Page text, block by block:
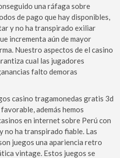
una ráfaga sobre
de pago que hay disponibles,
y no ha transpirado exiliar
incrementa aún de mayor
Nuestro aspectos de el casino
cual las jugadores
falto demoras
además hemos
en internet sobre Perú con
no ha transpirado fiable. Las
juegos una apariencia retro
vintage. Estos juegos se